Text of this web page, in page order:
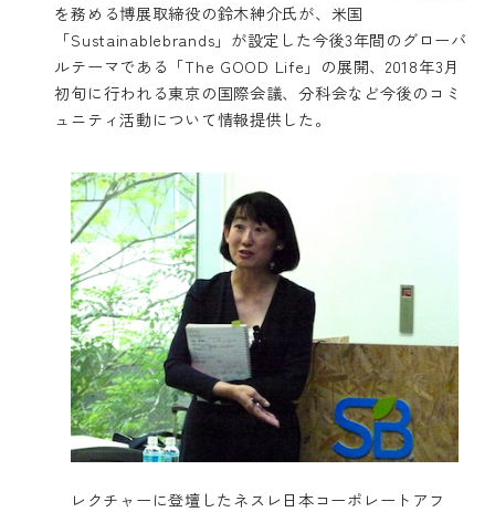
を務める博展取締役の鈴木紳介氏が、米国
「Sustainablebrands」が設定した今後3年間のグローバ
ルテーマである「The GOOD Life」の展開、2018年3月
初旬に行われる東京の国際会議、分科会など今後のコミ
ュニティ活動について情報提供した。
レクチャーに登壇したネスレ日本コーポレートアフ